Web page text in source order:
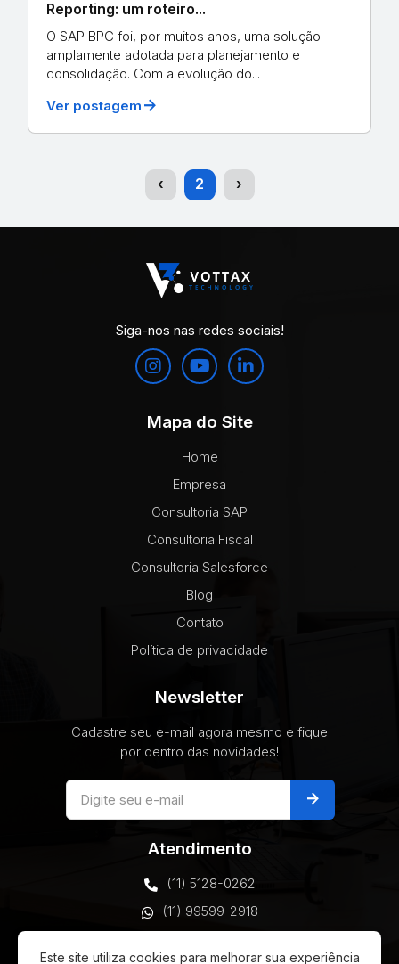
Reporting: um roteiro...
O SAP BPC foi, por muitos anos, uma solução
amplamente adotada para planejamento e
consolidação. Com a evolução do...
Ver postagem arrow_forward
‹ 2 (current)
›
Siga-nos nas redes sociais!
Mapa do Site
Home
Empresa
Consultoria SAP
Consultoria Fiscal
Consultoria Salesforce
Blog
Contato
Política de privacidade
Newsletter
Cadastre seu e-mail agora mesmo e fique
por dentro das novidades!
arrow_forward
Atendimento
(11) 5128-0262
(11) 99599-2918
Este site utiliza cookies para melhorar sua experiência